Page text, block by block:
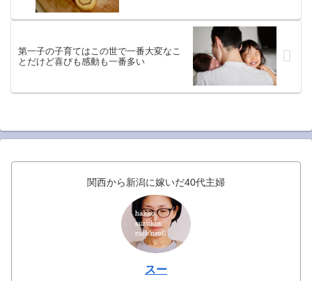
第一子の子育てはこの世で一番大変なこ
とだけど喜びも感動も一番多い
関西から新潟に嫁いだ40代主婦
スー